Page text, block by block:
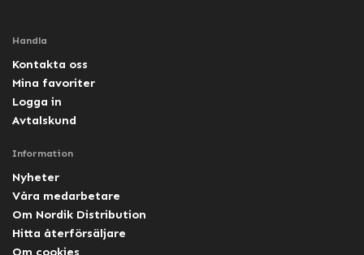
Handla
Kontakta oss
Mina favoriter
Logga in
Avtalskund
Information
Nyheter
Våra medarbetare
Om Nordik Distribution
Hitta återförsäljare
Om cookies